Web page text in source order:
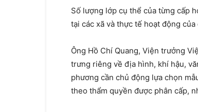
Số lượng lớp cụ thể của từng cấp
tại các xã và thực tế hoạt động của
Ông Hồ Chí Quang, Viện trưởng
trưng riêng về địa hình, khí hậu,
phương cần chủ động lựa chọn
theo thẩm quyền được phân cấp,